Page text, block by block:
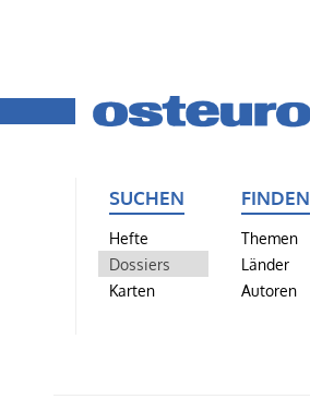
SUCHEN
Hefte
Dossiers
Karten
FINDEN
Themen
Länder
Autoren